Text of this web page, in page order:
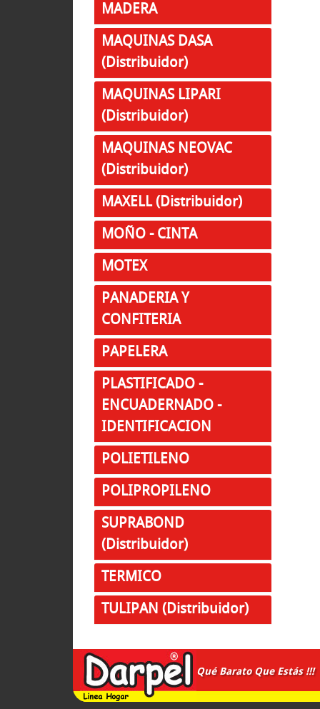
MADERA
MAQUINAS DASA
(Distribuidor)
MAQUINAS LIPARI
(Distribuidor)
MAQUINAS NEOVAC
(Distribuidor)
MAXELL (Distribuidor)
MOÑO - CINTA
MOTEX
PANADERIA Y
CONFITERIA
PAPELERA
PLASTIFICADO -
ENCUADERNADO -
IDENTIFICACION
POLIETILENO
POLIPROPILENO
SUPRABOND
(Distribuidor)
TERMICO
TULIPAN (Distribuidor)
Qué Barato Que Estás !!!